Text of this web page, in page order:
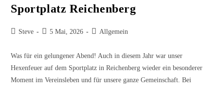
Sportplatz Reichenberg
Steve 5 Mai, 2026 Allgemein
Was für ein gelungener Abend! Auch in diesem Jahr war unser
Hexenfeuer auf dem Sportplatz in Reichenberg wieder ein besonderer
Moment im Vereinsleben und für unsere ganze Gemeinschaft. Bei